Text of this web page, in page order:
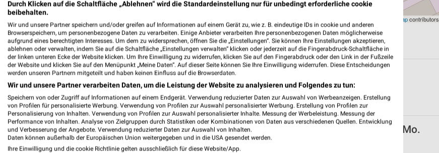
OpenStreetMapcontributors
ÖPNV ANZEIGEN LADESÄULEN ANZEIGEN NAVIGATION MIT GOOGLE/IOS MAPS
Aktuelle Angebote in dieser Filiale
Letztes Prospektupdate: vor 6 Tagen
ALDI SÜD Prospekt für Remseck (Neckar) ab Mo.
den 09.02.
Durch Klicken auf die Schaltfläche „Ablehnen“ wird die Standardeinstellung nur für unbedingt erforderliche cookie
beibehalten.
Wir und unsere Partner speichern und/oder greifen auf Informationen auf einem Gerät zu, wie z. B. eindeutige IDs in cookie und anderen
Browserspeichern, um personenbezogene Daten zu verarbeiten. Einige Anbieter verarbeiten Ihre personenbezogenen Daten möglicherweise
aufgrund eines berechtigten Interesses. Um dem zu widersprechen, öffnen Sie die „Einstellungen“. Sie können Ihre Einstellungen akzeptieren,
ablehnen oder verwalten, indem Sie auf die Schaltfläche „Einstellungen verwalten“ klicken oder jederzeit auf die Fingerabdruck-Schaltfläche in
der linken unteren Ecke der Website klicken. Um Ihre Einwilligung zu widerrufen, klicken Sie auf den Fingerabdruck oder den Link in der Fußzeile
der Website und klicken Sie auf den Menüpunkt „Meine Daten“. Auf dieser Seite können Sie Ihre Einwilligung widerrufen. Diese Entscheidungen
werden unseren Partnern mitgeteilt und haben keinen Einfluss auf die Browserdaten.
Wir und unsere Partner verarbeiten Daten, um die Leistung der Website zu analysieren und Folgendes zu tun:
Speichern von oder Zugriff auf Informationen auf einem Endgerät. Verwendung reduzierter Daten zur Auswahl von Werbeanzeigen. Erstellung
von Profilen für personalisierte Werbung. Verwendung von Profilen zur Auswahl personalisierter Werbung. Erstellung von Profilen zur
Personalisierung von Inhalten. Verwendung von Profilen zur Auswahl personalisierter Inhalte. Messung der Werbeleistung. Messung der
Performance von Inhalten. Analyse von Zielgruppen durch Statistiken oder Kombinationen von Daten aus verschiedenen Quellen. Entwicklung
und Verbesserung der Angebote. Verwendung reduzierter Daten zur Auswahl von Inhalten.
Daten können außerhalb der Europäischen Union weitergegeben und in die USA gesendet werden.
Ihre Einwilligung und die cookie Richtlinie gelten ausschließlich für diese Website/App.